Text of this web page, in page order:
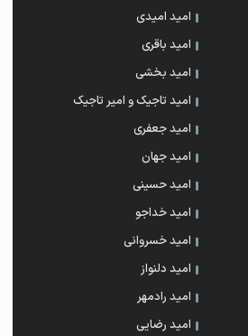
امید امیدی
امید باقری
امید بخشی
امید تاجیک و امیر تاجیک
امید جعفری
امید جهان
امید حسینی
امید خداجو
امید خسروانی
امید دلنواز
امید رادمهر
امید رضایی